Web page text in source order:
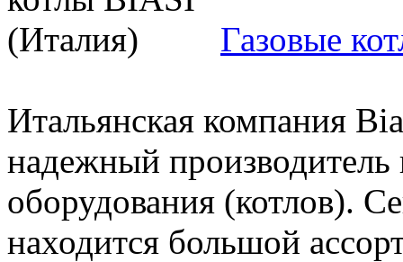
Газовые
Итальянская компания
надежный производитель
оборудования (котлов).
находится большой